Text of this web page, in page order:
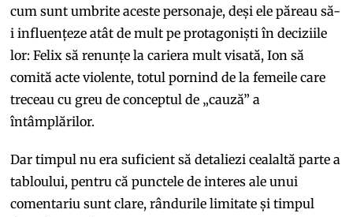
cum sunt umbrite aceste personaje, deși ele păreau să-
i influențeze atât de mult pe protagoniști în deciziile
lor: Felix să renunțe la cariera mult visată, Ion să
comită acte violente, totul pornind de la femeile care
treceau cu greu de conceptul de „cauză” a
întâmplărilor.
Dar timpul nu era suficient să detaliezi cealaltă parte a
tabloului, pentru că punctele de interes ale unui
comentariu sunt clare, rândurile limitate și timpul